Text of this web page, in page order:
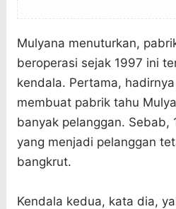
Mulyana menuturkan,
beroperasi sejak 1997 ini
kendala. Pertama,
membuat pabrik tahu
banyak pelanggan. Sebab,
yang menjadi pelanggan
bangkrut.
Kendala kedua, kata dia,